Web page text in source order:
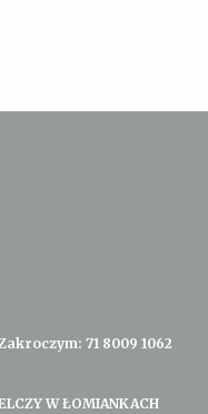
71 8009 1062
W ŁOMIANKACH